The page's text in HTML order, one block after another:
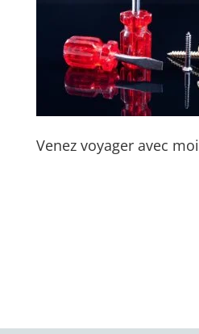
Venez voyager avec